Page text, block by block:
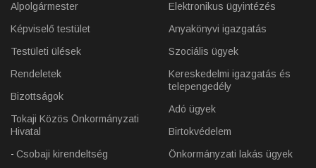
Alpolgármester
Képviselő testület
Testületi ülések
Rendeletek
Bizottságok
Tokaji Közös Önkormányzati
Hivatal
Csobaji kirendeltség
Elektronikus ügyintézés
Anyakönyvi igazgatás
Szociális ügyek
Kereskedelmi igazgatás és
telepengedély
Adó ügyek
Birtokvédelem
Önkormányzati lakás ügyek